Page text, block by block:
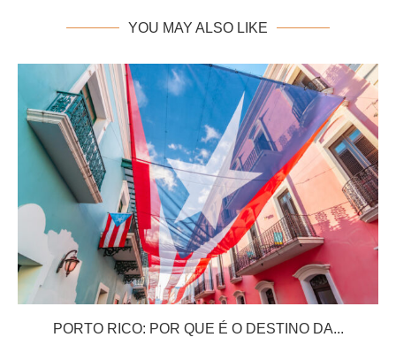
YOU MAY ALSO LIKE
PORTO RICO: POR QUE É O DESTINO DA...